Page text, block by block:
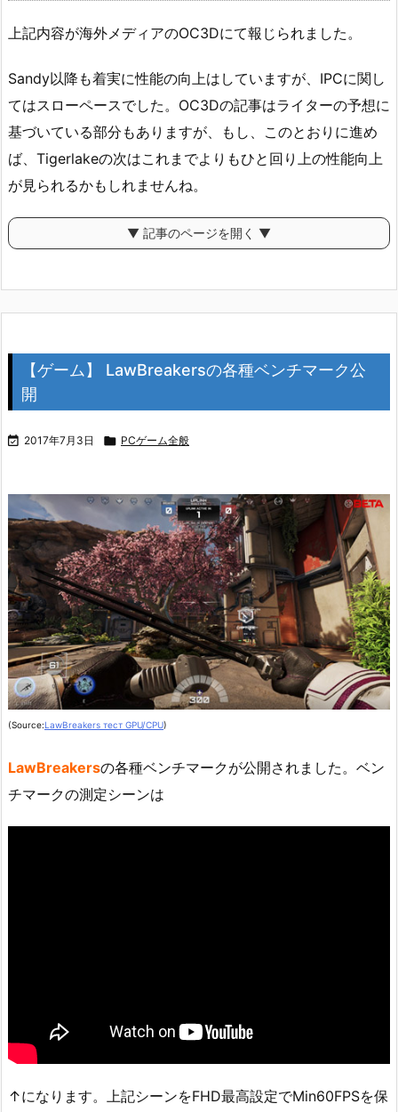
上記内容が海外メディアのOC3Dにて報じられました。
Sandy以降も着実に性能の向上はしていますが、IPCに関し
てはスローペースでした。OC3Dの記事はライターの予想に
基づいている部分もありますが、もし、このとおりに進め
ば、Tigerlakeの次はこれまでよりもひと回り上の性能向上
が見られるかもしれませんね。
▼ 記事のページを開く ▼
【ゲーム】 LawBreakersの各種ベンチマーク公
開
 2017年7月3日  PCゲーム全般
(Source:LawBreakers тест GPU/CPU)
LawBreakersの各種ベンチマークが公開されました。ベン
チマークの測定シーンは
↑になります。上記シーンをFHD最高設定でMin60FPSを保